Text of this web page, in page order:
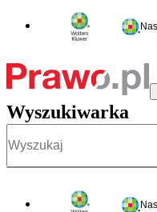
Wyszukiwarka